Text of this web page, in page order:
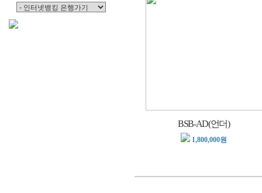
BSB-AD(언더)
1,800,000원